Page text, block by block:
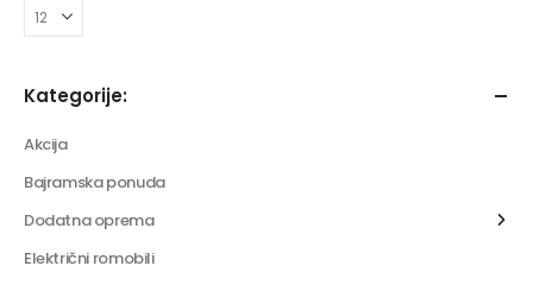
Kategorije:
Akcija
Bajramska ponuda
Dodatna oprema
Električni romobili